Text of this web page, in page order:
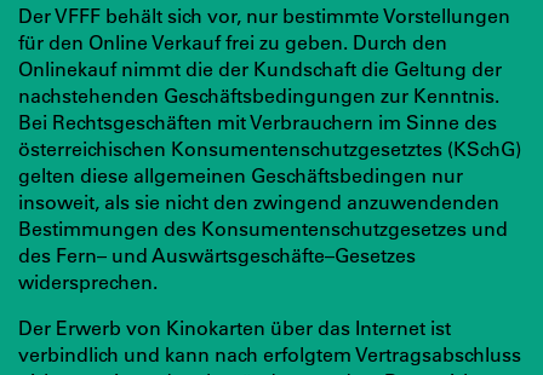
Der VFFF behält sich vor, nur bestimmte Vorstellungen
für den Online Verkauf frei zu geben. Durch den
Onlinekauf nimmt die der Kundschaft die Geltung der
nachstehenden Geschäftsbedingungen zur Kenntnis.
Bei Rechtsgeschäften mit Verbrauchern im Sinne des
österreichischen Konsumentenschutzgesetztes (KSchG)
gelten diese allgemeinen Geschäftsbedingen nur
insoweit, als sie nicht den zwingend anzuwendenden
Bestimmungen des Konsumentenschutzgesetzes und
des Fern– und Auswärtsgeschäfte–Gesetzes
widersprechen.
Der Erwerb von Kinokarten über das Internet ist
verbindlich und kann nach erfolgtem Vertragsabschluss